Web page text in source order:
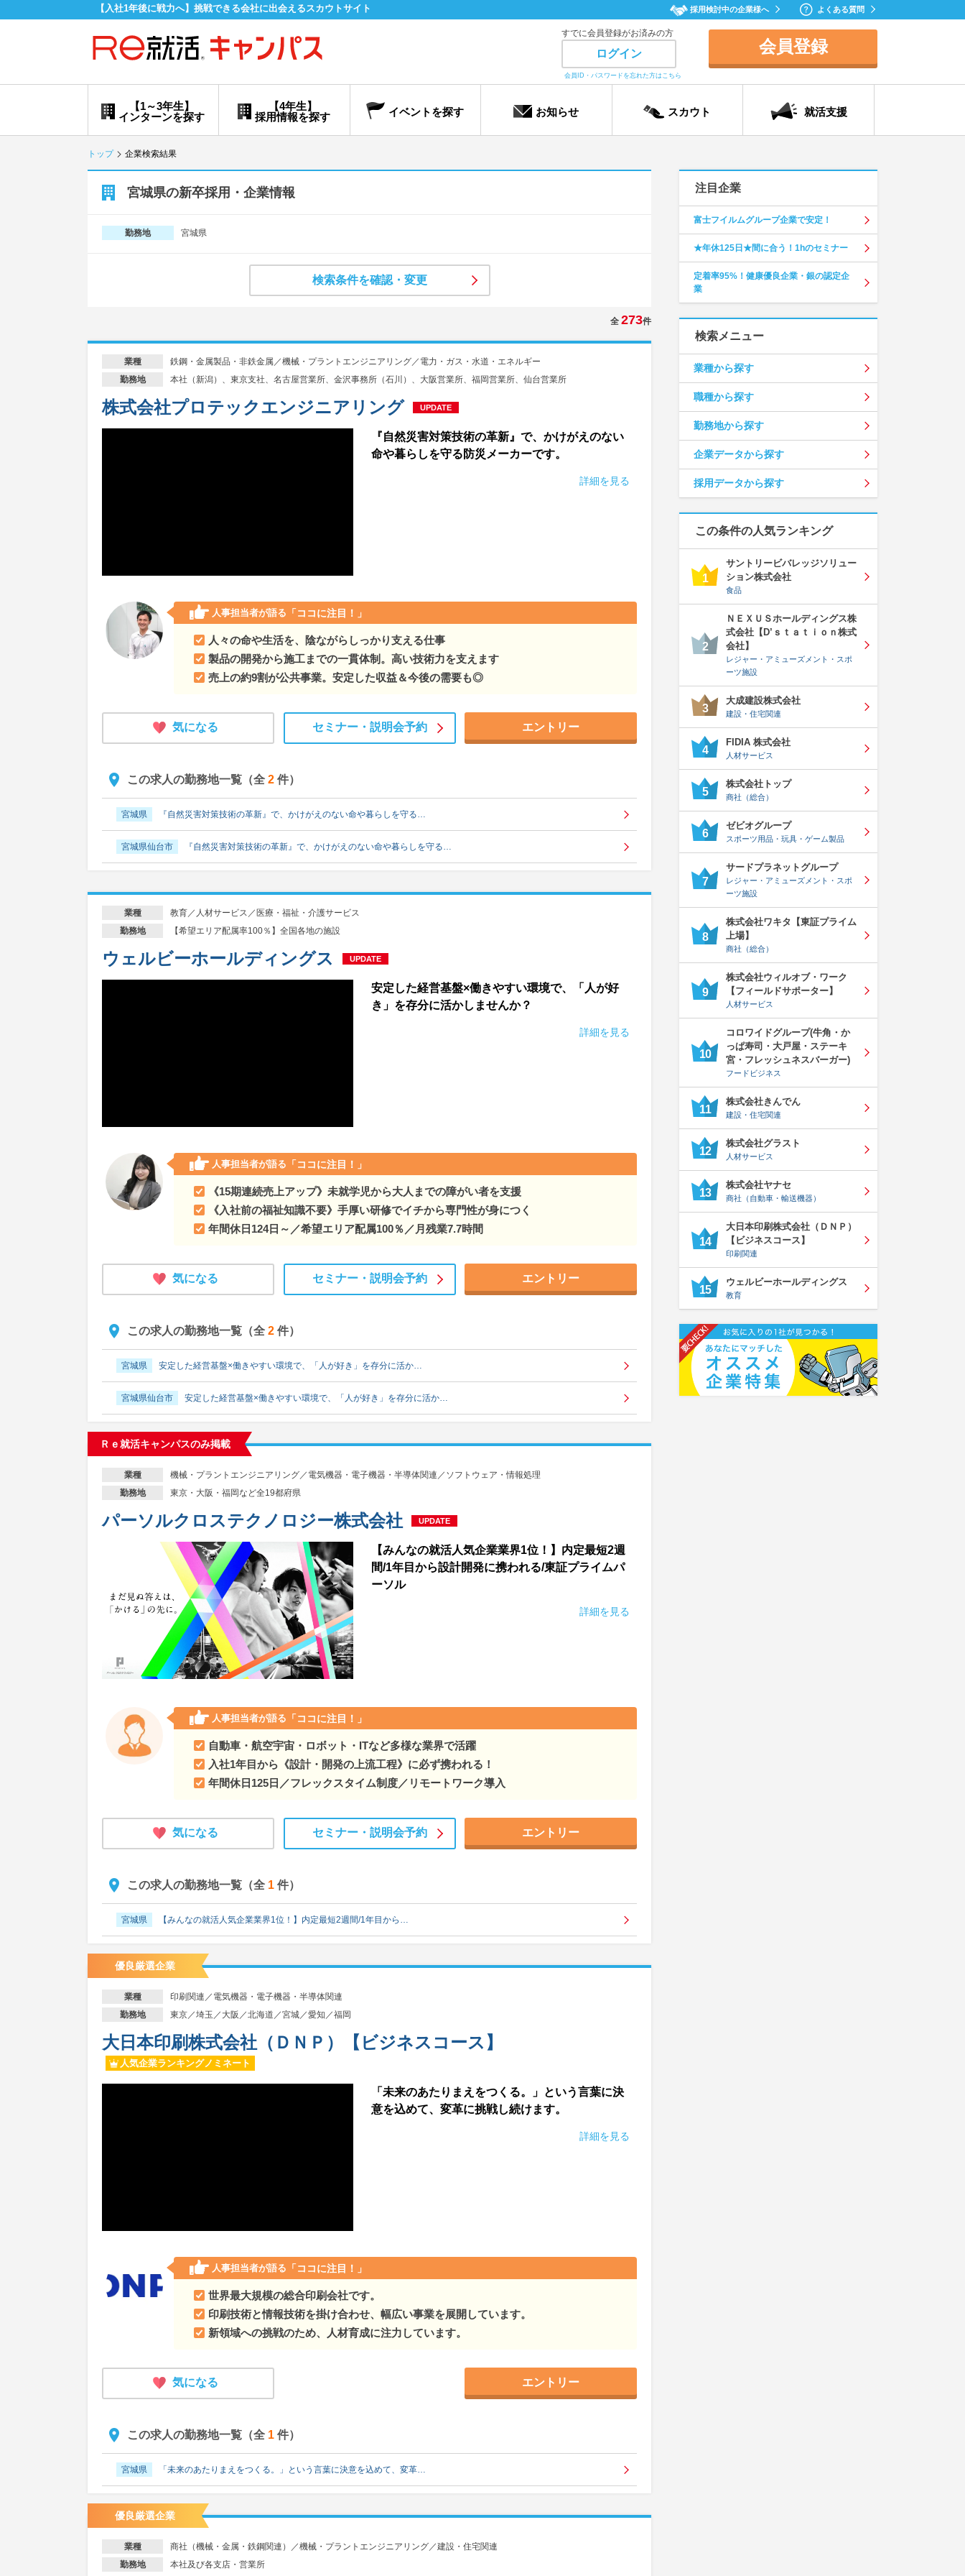
【入社1年後に戦力へ】挑戦できる会社に出会えるスカウトサイト 採用検討中の企業様へ よくある質問
すでに会員登録がお済みの方
ログイン
会員ID・パスワードを忘れた方はこちら
会員登録
【4年生】
採用情報を探す
【1～3年生】
インターンを探す
イベントを探す お知らせ スカウト 就活支援
トップ 企業検索結果
宮城県の新卒採用・企業情報
勤務地 宮城県
検索条件を確認・変更
全 273件
業種 鉄鋼・金属製品・非鉄金属／機械・プラントエンジニアリング／電力・ガス・水道・エネルギー
勤務地 本社（新潟）、東京支社、名古屋営業所、金沢事務所（石川）、大阪営業所、福岡営業所、仙台営業所
株式会社プロテックエンジニアリング UPDATE
『自然災害対策技術の革新』で、かけがえのない
命や暮らしを守る防災メーカーです。
詳細を見る
人事担当者が語る 「ココに注目！」
人々の命や生活を、陰ながらしっかり支える仕事
製品の開発から施工までの一貫体制。高い技術力を支えます
売上の約9割が公共事業。安定した収益＆今後の需要も◎
気になる セミナー・ 説明会予約 エントリー
この求人の勤務地一覧（全 2 件）
宮城県 『自然災害対策技術の革新』で、かけがえのない命や暮らしを守る…
宮城県仙台市 『自然災害対策技術の革新』で、かけがえのない命や暮らしを守る…
業種 教育／人材サービス／医療・福祉・介護サービス
勤務地 【希望エリア配属率100％】全国各地の施設
ウェルビーホールディングス UPDATE
安定した経営基盤×働きやすい環境で、「人が好
き」を存分に活かしませんか？
詳細を見る
人事担当者が語る 「ココに注目！」
《15期連続売上アップ》未就学児から大人までの障がい者を支援
《入社前の福祉知識不要》手厚い研修でイチから専門性が身につく
年間休日124日～／希望エリア配属100％／月残業7.7時間
気になる セミナー・ 説明会予約 エントリー
この求人の勤務地一覧（全 2 件）
宮城県 安定した経営基盤×働きやすい環境で、「人が好き」を存分に活か…
宮城県仙台市 安定した経営基盤×働きやすい環境で、「人が好き」を存分に活か…
Ｒｅ就活キャンパスのみ掲載
業種 機械・プラントエンジニアリング／電気機器・電子機器・半導体関連／ソフトウェア・情報処理
勤務地 東京・大阪・福岡など全19都府県
パーソルクロステクノロジー株式会社 UPDATE
【みんなの就活人気企業業界1位！】内定最短2週
間/1年目から設計開発に携われる/東証プライムパ
ーソル
詳細を見る
人事担当者が語る 「ココに注目！」
自動車・航空宇宙・ロボット・ITなど多様な業界で活躍
入社1年目から《設計・開発の上流工程》に必ず携われる！
年間休日125日／フレックスタイム制度／リモートワーク導入
気になる セミナー・ 説明会予約 エントリー
この求人の勤務地一覧（全 1 件）
宮城県 【みんなの就活人気企業業界1位！】内定最短2週間/1年目から…
優良厳選企業
業種 印刷関連／電気機器・電子機器・半導体関連
勤務地 東京／埼玉／大阪／北海道／宮城／愛知／福岡
大日本印刷株式会社（ＤＮＰ）【ビジネスコース】
人気企業ランキングノミネート
「未来のあたりまえをつくる。」という言葉に決
意を込めて、変革に挑戦し続けます。
詳細を見る
人事担当者が語る 「ココに注目！」
世界最大規模の総合印刷会社です。
印刷技術と情報技術を掛け合わせ、幅広い事業を展開しています。
新領域への挑戦のため、人材育成に注力しています。
気になる エントリー
この求人の勤務地一覧（全 1 件）
宮城県 「未来のあたりまえをつくる。」という言葉に決意を込めて、変革…
優良厳選企業
業種 商社（機械・金属・鉄鋼関連）／機械・プラントエンジニアリング／建設・住宅関連
勤務地 本社及び各支店・営業所
注目企業
富士フイルムグループ企業で安定！
★年休125日★間に合う！1hのセミナー
定着率95%！健康優良企業・銀の認定企
業
検索メニュー
業種から探す
職種から探す
勤務地から探す
企業データから探す
採用データから探す
この条件の人気ランキング
1
サントリービバレッジソリュー
ション株式会社
食品
2
ＮＥＸＵＳホールディングス株
式会社【D’ｓｔａｔｉｏｎ株式
会社】
レジャー・アミューズメント・スポ
ーツ施設
3
大成建設株式会社
建設・住宅関連
4
FIDIA 株式会社
人材サービス
5
株式会社トップ
商社（総合）
6
ゼビオグループ
スポーツ用品・玩具・ゲーム製品
7
サードプラネットグループ
レジャー・アミューズメント・スポ
ーツ施設
8
株式会社ワキタ【東証プライム
上場】
商社（総合）
9
株式会社ウィルオブ・ワーク
【フィールドサポーター】
人材サービス
10
コロワイドグループ(牛角・か
っぱ寿司・大戸屋・ステーキ
宮・フレッシュネスバーガー)
フードビジネス
11
株式会社きんでん
建設・住宅関連
12
株式会社グラスト
人材サービス
13
株式会社ヤナセ
商社（自動車・輸送機器）
14
大日本印刷株式会社（ＤＮＰ）
【ビジネスコース】
印刷関連
15
ウェルビーホールディングス
教育